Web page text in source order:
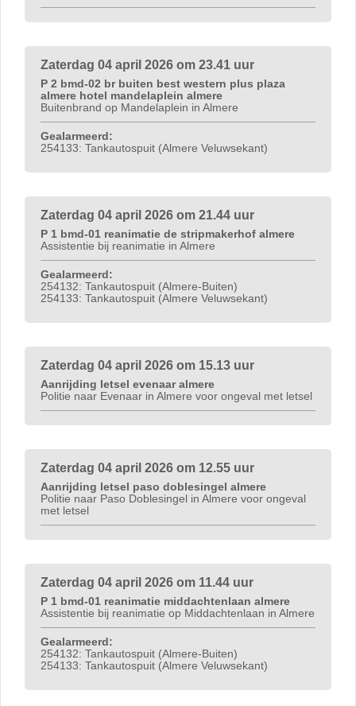
Zaterdag 04 april 2026 om 23.41 uur
P 2 bmd-02 br buiten best western plus plaza
almere hotel mandelaplein almere
Buitenbrand op Mandelaplein in Almere
Gealarmeerd:
254133: Tankautospuit (Almere Veluwsekant)
Zaterdag 04 april 2026 om 21.44 uur
P 1 bmd-01 reanimatie de stripmakerhof almere
Assistentie bij reanimatie in Almere
Gealarmeerd:
254132: Tankautospuit (Almere-Buiten)
254133: Tankautospuit (Almere Veluwsekant)
Zaterdag 04 april 2026 om 15.13 uur
Aanrijding letsel evenaar almere
Politie naar Evenaar in Almere voor ongeval met letsel
Zaterdag 04 april 2026 om 12.55 uur
Aanrijding letsel paso doblesingel almere
Politie naar Paso Doblesingel in Almere voor ongeval
met letsel
Zaterdag 04 april 2026 om 11.44 uur
P 1 bmd-01 reanimatie middachtenlaan almere
Assistentie bij reanimatie op Middachtenlaan in Almere
Gealarmeerd:
254132: Tankautospuit (Almere-Buiten)
254133: Tankautospuit (Almere Veluwsekant)